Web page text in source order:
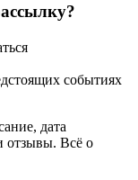
событиях
дата
отзывы. Всё о